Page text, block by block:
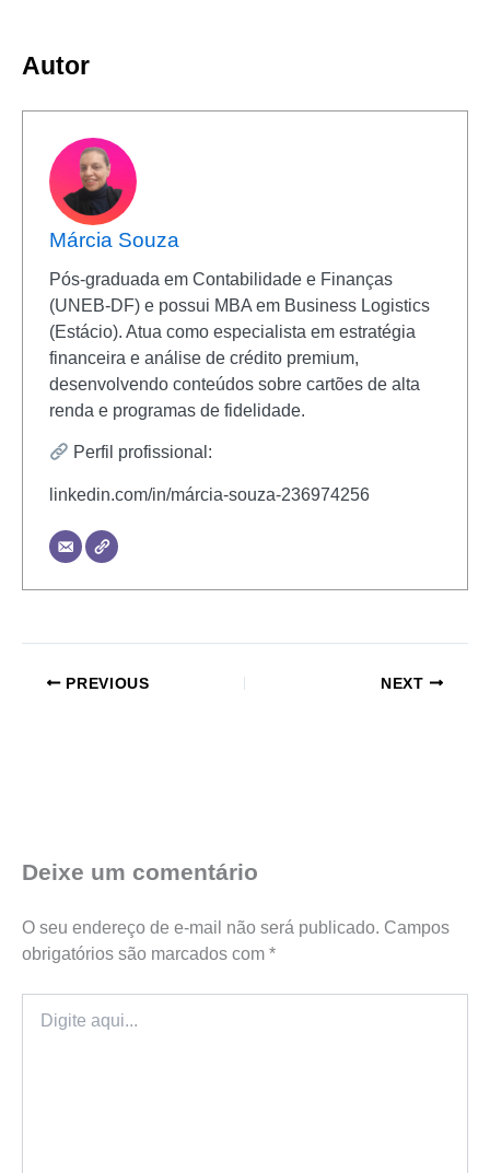
Autor
Márcia Souza
Pós-graduada em Contabilidade e Finanças
(UNEB-DF) e possui MBA em Business Logistics
(Estácio). Atua como especialista em estratégia
financeira e análise de crédito premium,
desenvolvendo conteúdos sobre cartões de alta
renda e programas de fidelidade.
Perfil profissional:
linkedin.com/in/márcia-souza-236974256
PREVIOUS NEXT
Deixe um comentário
O seu endereço de e-mail não será publicado. Campos
obrigatórios são marcados com *
aqui...